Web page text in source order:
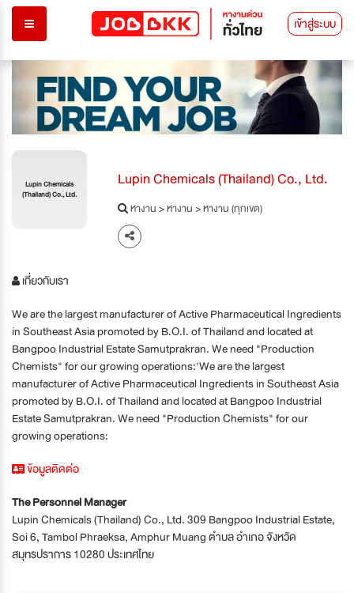
เข้าสู่ระบบ
Lupin Chemicals
(Thailand) Co., Ltd.
Lupin Chemicals (Thailand) Co., Ltd.
หางาน>หางาน>หางาน (ทุกเขต)
เกี่ยวกับเรา
We are the largest manufacturer of Active Pharmaceutical Ingredients
in Southeast Asia promoted by B.O.I. of Thailand and located at
Bangpoo Industrial Estate Samutprakran. We need "Production
Chemists" for our growing operations:'We are the largest
manufacturer of Active Pharmaceutical Ingredients in Southeast Asia
promoted by B.O.I. of Thailand and located at Bangpoo Industrial
Estate Samutprakran. We need "Production Chemists" for our
growing operations:
ข้อมูลติดต่อ
The Personnel Manager
Lupin Chemicals (Thailand) Co., Ltd. 309 Bangpoo Industrial Estate,
Soi 6, Tambol Phraeksa, Amphur Muang ตำบล อำเภอ จังหวัด
สมุทรปราการ 10280 ประเทศไทย